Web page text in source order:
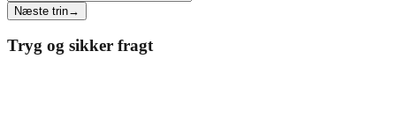
Næste trin→
Tryg og sikker fragt